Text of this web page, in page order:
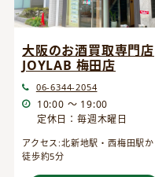
大阪のお酒買取専門店
JOYLAB 梅田店
06-6344-2054
10:00 ～ 19:00
定休日：毎週木曜日
アクセス:北新地駅・西梅田駅か
徒歩約5分